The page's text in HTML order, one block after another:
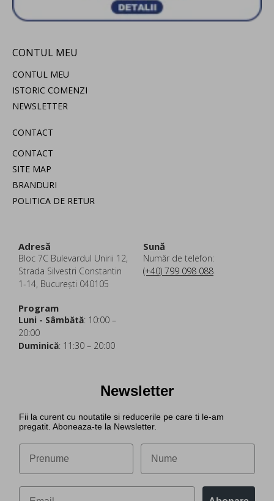
CONTUL MEU
CONTUL MEU
ISTORIC COMENZI
NEWSLETTER
CONTACT
CONTACT
SITE MAP
BRANDURI
POLITICA DE RETUR
Adresă
Bloc 7C Bulevardul Unirii 12,
Strada Silvestri Constantin
1-14, București 040105
Sună
Număr de telefon:
(+40) 799 098 088
Program
Luni - Sâmbătă: 10:00 –
20:00
Duminică: 11:30 – 20:00
Newsletter
Fii la curent cu noutatile si reducerile pe care ti le-am
pregatit. Aboneaza-te la Newsletter.